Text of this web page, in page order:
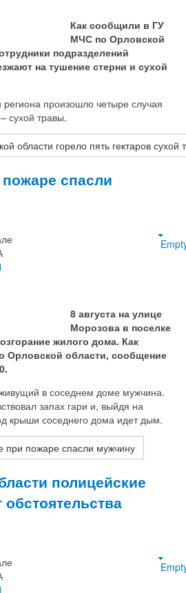
Как сообщили в ГУ
МЧС по Орловской
подразделений
на тушение стерни и сухой
региона произошло четыре случая
сухой травы.
области горело пять гектаров сухой
спасли
8 августа на улице
Морозова в поселке
жилого дома. Как
области, сообщение
в соседнем доме мужчина.
запах гари и, выйдя на
крыши соседнего дома идет дым.
при пожаре спасли мужчину
полицейские